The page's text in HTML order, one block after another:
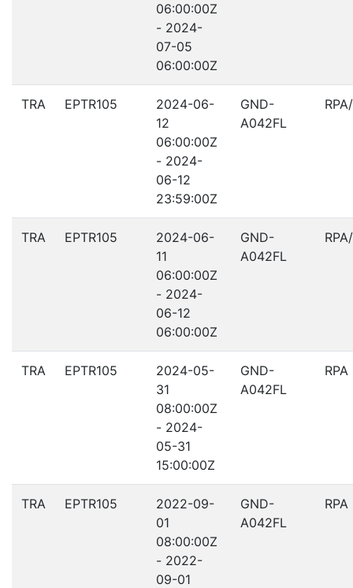
06:00:00Z
- 2024-
07-05
06:00:00Z
TRA EPTR105
2024-06-
12
06:00:00Z
- 2024-
06-12
23:59:00Z
GND-
A042FL
TRA EPTR105
2024-06-
11
06:00:00Z
- 2024-
06-12
06:00:00Z
GND-
A042FL
TRA EPTR105
2024-05-
31
08:00:00Z
- 2024-
05-31
15:00:00Z
GND-
A042FL
RPA
TRA EPTR105
2022-09-
01
08:00:00Z
- 2022-
09-01
GND-
A042FL
RPA